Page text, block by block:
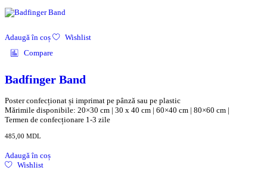
Adaugă în coș
Wishlist
Compare
Badfinger Band
Poster confecționat și imprimat pe pânză sau pe plastic
Mărimile disponibile: 20×30 cm | 30 x 40 cm | 60×40 cm | 80×60 cm |
Termen de confecționare 1-3 zile
485,00 MDL
Adaugă în coș
Wishlist